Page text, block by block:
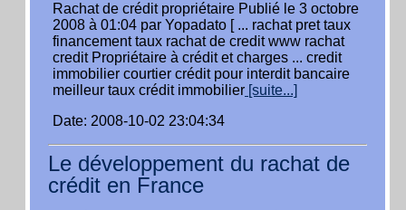
Rachat de crédit propriétaire Publié le 3 octobre
2008 à 01:04 par Yopadato [ ... rachat pret taux
financement taux rachat de credit www rachat
credit Propriétaire à crédit et charges ... credit
immobilier courtier crédit pour interdit bancaire
meilleur taux crédit immobilier [suite...]
Date: 2008-10-02 23:04:34
Le développement du rachat de
crédit en France